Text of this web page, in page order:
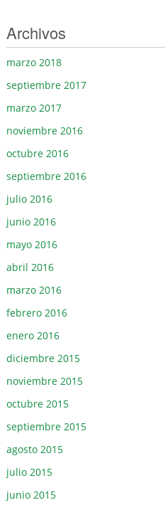
Archivos
marzo 2018
septiembre 2017
marzo 2017
noviembre 2016
octubre 2016
septiembre 2016
julio 2016
junio 2016
mayo 2016
abril 2016
marzo 2016
febrero 2016
enero 2016
diciembre 2015
noviembre 2015
octubre 2015
septiembre 2015
agosto 2015
julio 2015
junio 2015